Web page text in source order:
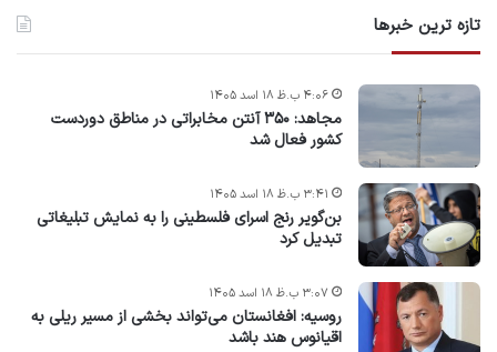
تازه ترین خبرها
مجاهد: ۳۵۰ آنتن مخابراتی در مناطق دوردست
کشور فعال شد
۴:۰۶ ب.ظ ۱۸ اسد ۱۴۰۵
بن‌گویر رنج اسرای فلسطینی را به نمایش تبلیغاتی
تبدیل کرد
۳:۴۱ ب.ظ ۱۸ اسد ۱۴۰۵
روسیه: افغانستان می‌تواند بخشی از مسیر ریلی به
اقیانوس هند باشد
۳:۰۷ ب.ظ ۱۸ اسد ۱۴۰۵